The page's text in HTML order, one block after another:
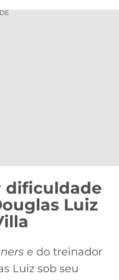
dificuldade
Luiz
e do treinador
Luiz sob seu